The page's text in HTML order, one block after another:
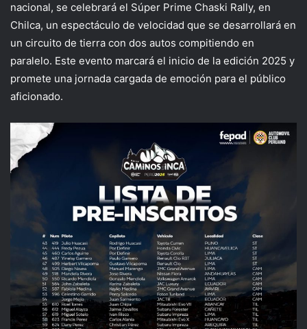
nacional, se celebrará el Súper Prime Chaski Rally, en
Chilca, un espectáculo de velocidad que se desarrollará en
un circuito de tierra con dos autos compitiendo en
paralelo. Este evento marcará el inicio de la edición 2025 y
promete una jornada cargada de emoción para el público
aficionado.